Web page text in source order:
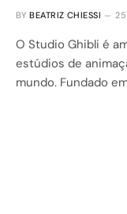
BY BEATRIZ CHIESSI
O Studio Ghibli é
estúdios de
mundo. Fundado